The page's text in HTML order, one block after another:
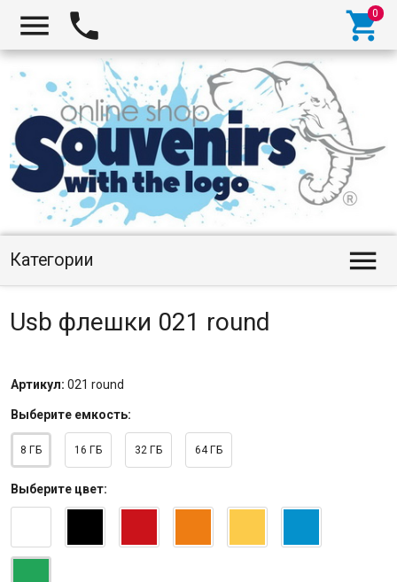
  
Категории 
Usb флешки 021 round
Артикул: 021 round
Выберите емкость:
8 ГБ 16 ГБ 32 ГБ 64 ГБ
Выберите цвет: